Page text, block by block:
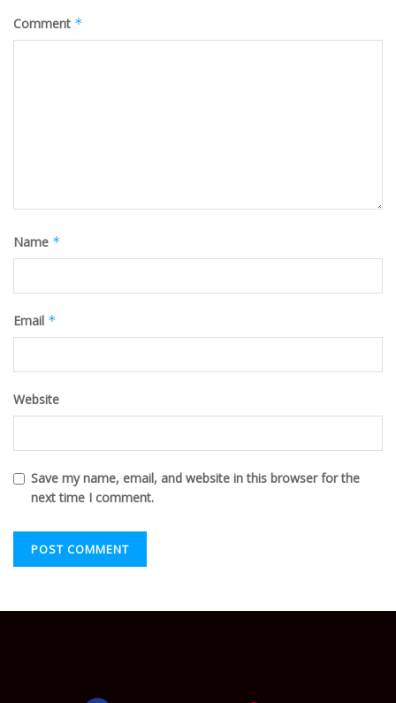
Comment *
Name *
Email *
Website
Save my name, email, and website in this browser for the
next time I comment.